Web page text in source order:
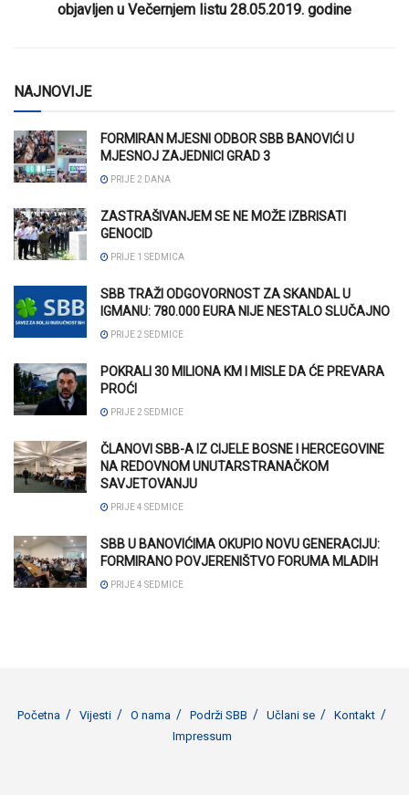
objavljen u Večernjem listu 28.05.2019. godine
NAJNOVIJE
FORMIRAN MJESNI ODBOR SBB BANOVIĆI U
MJESNOJ ZAJEDNICI GRAD 3
PRIJE 2 DANA
ZASTRAŠIVANJEM SE NE MOŽE IZBRISATI
GENOCID
PRIJE 1 SEDMICA
SBB TRAŽI ODGOVORNOST ZA SKANDAL U
IGMANU: 780.000 EURA NIJE NESTALO SLUČAJNO
PRIJE 2 SEDMICE
POKRALI 30 MILIONA KM I MISLE DA ĆE PREVARA
PROĆI
PRIJE 2 SEDMICE
ČLANOVI SBB-A IZ CIJELE BOSNE I HERCEGOVINE
NA REDOVNOM UNUTARSTRANAČKOM
SAVJETOVANJU
PRIJE 4 SEDMICE
SBB U BANOVIĆIMA OKUPIO NOVU GENERACIJU:
FORMIRANO POVJERENIŠTVO FORUMA MLADIH
PRIJE 4 SEDMICE
Početna Vijesti O nama Podrži SBB Učlani se
Kontakt
Impressum